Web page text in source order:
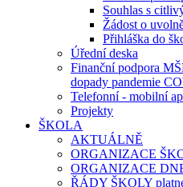
Souhlas s
Žádost o
Přihláška do
Úřední deska
Finanční podpora
dopady pandemie
Telefonní - mobilní
Projekty
ŠKOLA
AKTUÁLNĚ
ORGANIZACE
ORGANIZACE
ŘÁDY ŠKOLY